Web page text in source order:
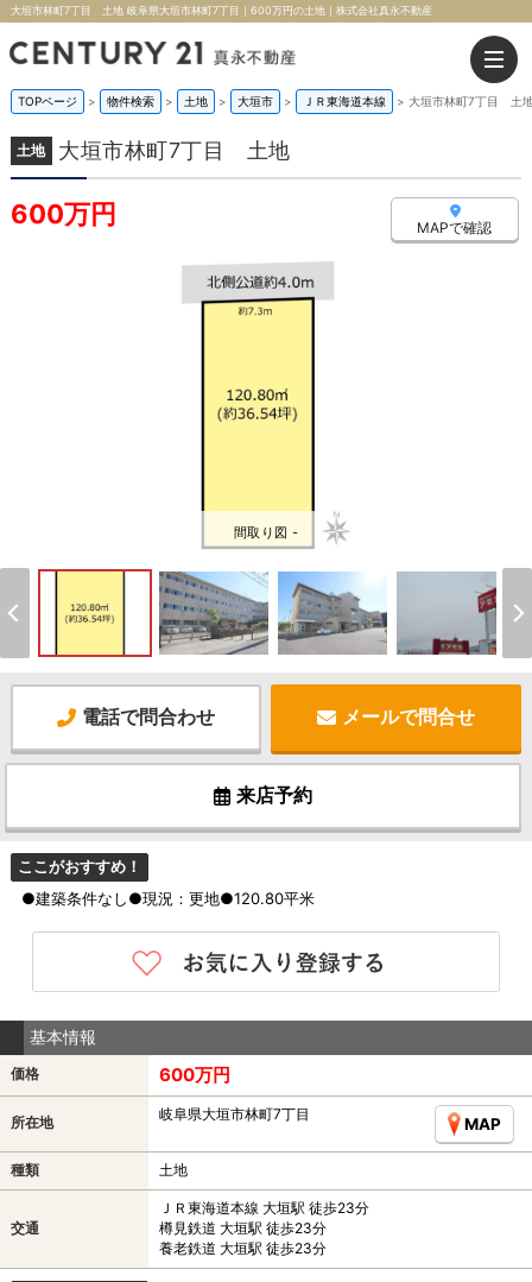
大垣市林町7丁目 土地 岐阜県大垣市林町7丁目｜600万円の土地｜株式会社真永不動産
TOPページ > 物件検索 > 土地 > 大垣市 > ＪＲ東海道本線 > 大垣市林町7丁目 土
土地 大垣市林町7丁目 土地
600万円 MAPで確認
間取り図 -
電話で問合わせ メールで問合せ
来店予約
ここがおすすめ！
●建築条件なし●現況：更地●120.80平米
基本情報
価格 600万円
所在地 岐阜県大垣市林町7丁目
MAP
種類 土地
交通
ＪＲ東海道本線 大垣駅 徒歩23分
樽見鉄道 大垣駅 徒歩23分
養老鉄道 大垣駅 徒歩23分